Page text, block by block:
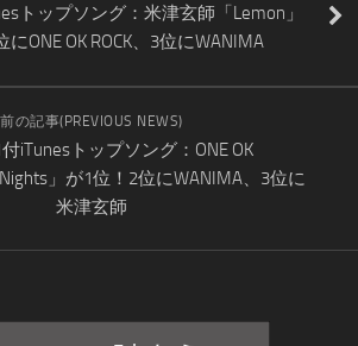
トップソング：米津玄師「Lemon」
にONE OK ROCK、3位にWANIMA
前の記事(PREVIOUS NEWS)
iTunesトップソング：ONE OK
Nights」が1位！2位にWANIMA、3位に
米津玄師